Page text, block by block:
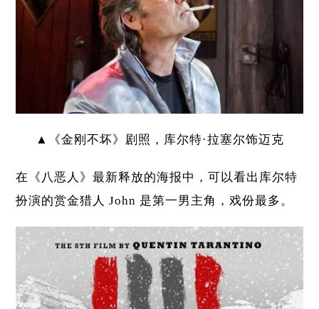
▲《金刚不坏》剧照，库尔特·拉塞尔饰迈克
在《八恶人》最新释放的海报中，可以看出库尔特
扮演的赏金猎人 John 是第一男主角，戏份最多。